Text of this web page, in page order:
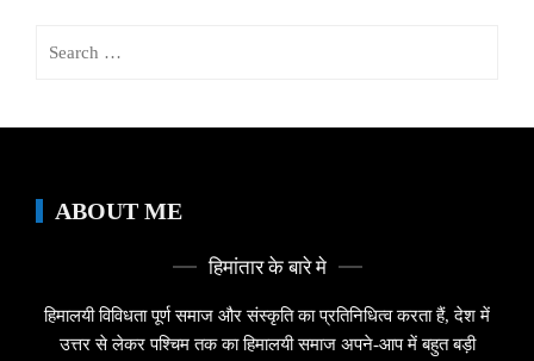
ABOUT ME
हिमांतार के बारे मे
हिमालयी विविधता पूर्ण समाज और संस्कृति का प्रतिनिधित्व करता हैं, देश में
उत्तर से लेकर पश्चिम तक का हिमालयी समाज अपने-आप में बहुत बड़ी